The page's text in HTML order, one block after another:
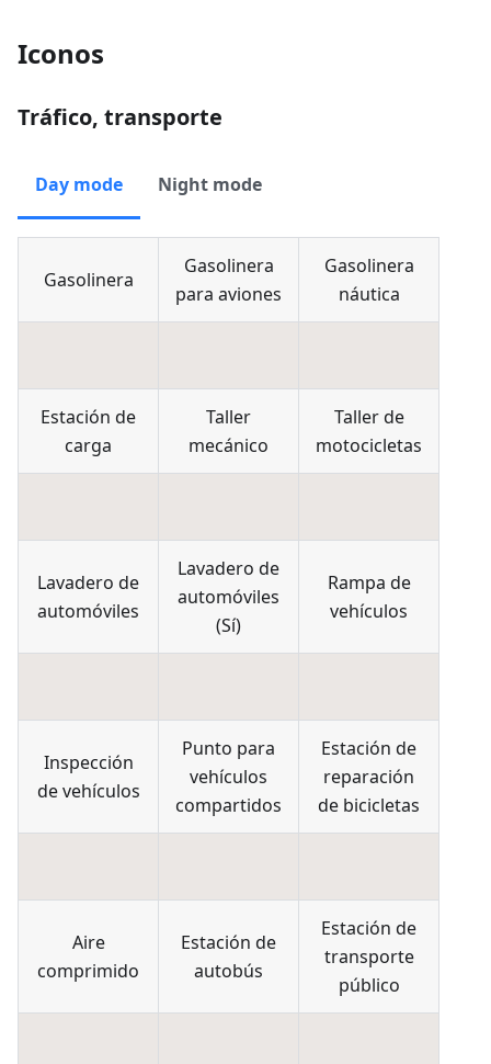
Iconos
Tráfico, transporte
Day mode Night mode
Gasolinera
Gasolinera
para aviones
Gasolinera
náutica
Estación de
carga
Taller
mecánico
Taller de
motocicletas
Lavadero de
automóviles
Lavadero de
automóviles
(Sí)
Rampa de
vehículos
Inspección
de vehículos
Punto para
vehículos
compartidos
Estación de
reparación
de bicicletas
Aire
comprimido
Estación de
autobús
Estación de
transporte
público